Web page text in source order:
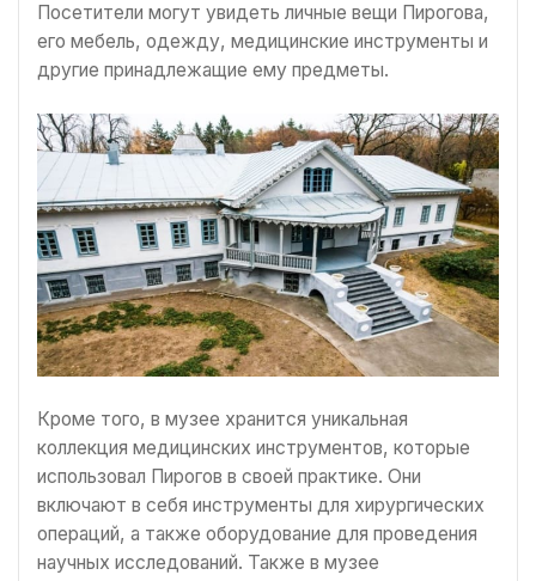
Посетители могут увидеть личные вещи Пирогова,
его мебель, одежду, медицинские инструменты и
другие принадлежащие ему предметы.
Кроме того, в музее хранится уникальная
коллекция медицинских инструментов, которые
использовал Пирогов в своей практике. Они
включают в себя инструменты для хирургических
операций, а также оборудование для проведения
научных исследований. Также в музее